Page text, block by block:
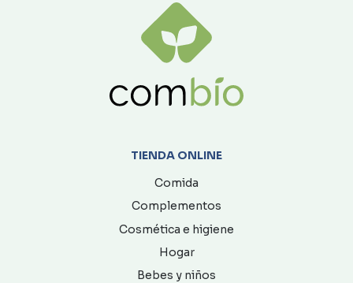
TIENDA ONLINE
Comida
Complementos
Cosmética e higiene
Hogar
Bebes y niños